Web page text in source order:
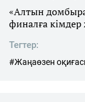
«Алтын
финалға
Тегтер:
#Жаңаөзен